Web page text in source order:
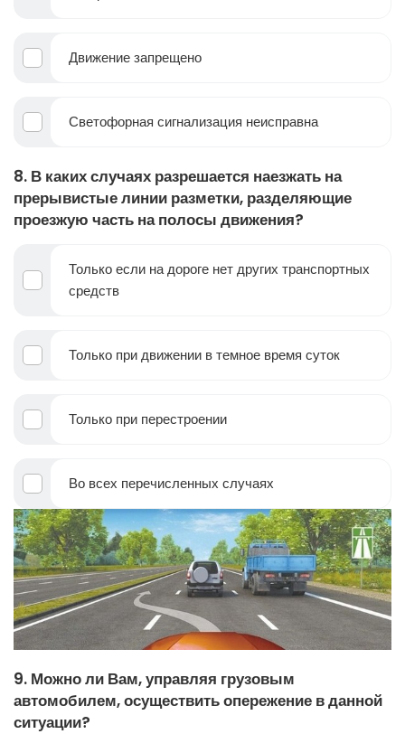
Движение запрещено
Светофорная сигнализация неисправна
8. В каких случаях разрешается наезжать на
прерывистые линии разметки, разделяющие
проезжую часть на полосы движения?
Только если на дороге нет других транспортных
средств
Только при движении в темное время суток
Только при перестроении
Во всех перечисленных случаях
9. Можно ли Вам, управляя грузовым
автомобилем, осуществить опережение в данной
ситуации?